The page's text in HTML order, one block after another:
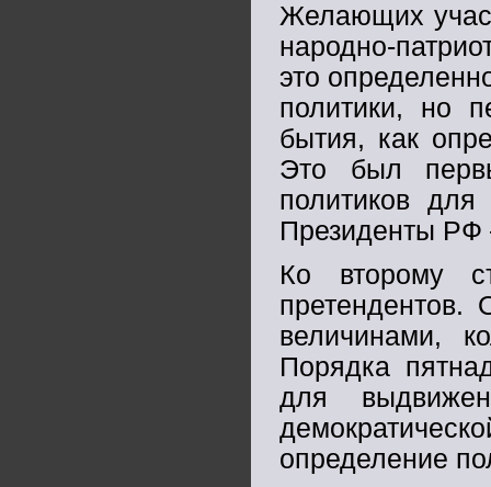
Желающих
народно-
это
политики, но
бытия, как
Это был
политиков
Президенты РФ
Ко второму
претендентов.
величинами,
Порядка
для
определение